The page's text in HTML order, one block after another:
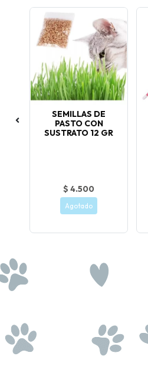
SEMILLAS DE
PASTO CON
SUSTRATO 12 GR
$ 4.500
Agotado